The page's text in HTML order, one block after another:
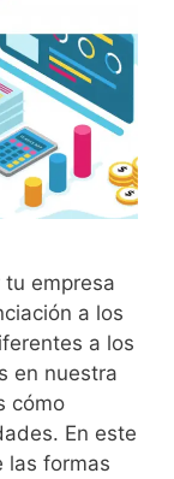
empresa
a los
a los
en nuestra
cómo
En este
las formas